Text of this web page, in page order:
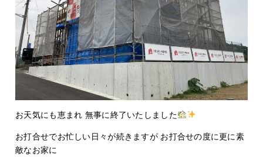
お天気にも恵まれ 無事に終了いたしました
お打合せでお忙しい日々が続きますが お打合せの度に更に素
敵なお家に